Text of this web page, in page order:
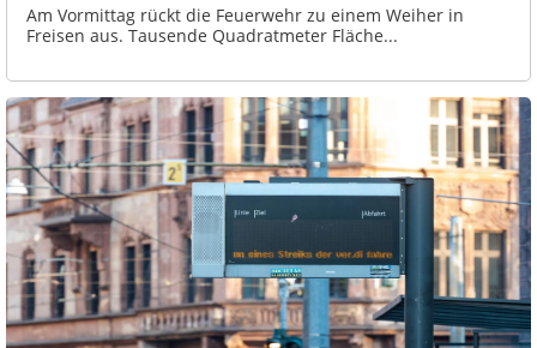
Am Vormittag rückt die Feuerwehr zu einem Weiher in
Freisen aus. Tausende Quadratmeter Fläche...